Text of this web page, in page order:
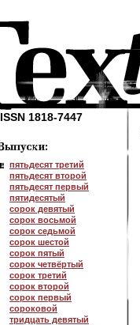
ISSN 1818-7447
пятьдесят третий
пятьдесят второй
пятьдесят первый
пятидесятый
сорок девятый
сорок восьмой
сорок седьмой
сорок шестой
сорок пятый
сорок четвёртый
сорок третий
сорок второй
сорок первый
сороковой
тридцать девятый